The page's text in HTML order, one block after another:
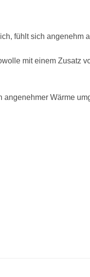
fühlt sich angenehm
mit einem Zusatz
Wärme